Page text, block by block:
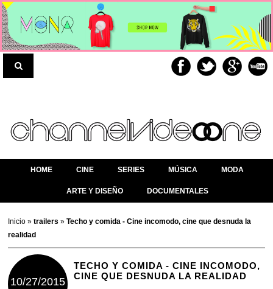
HOME CINE SERIES MÚSICA MODA
ARTE Y DISEÑO DOCUMENTALES
Inicio»trailers»Techo y comida - Cine incomodo, cine que desnuda la
realidad
10/27/2015
TECHO Y COMIDA - CINE INCOMODO,
CINE QUE DESNUDA LA REALIDAD